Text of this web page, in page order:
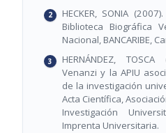
HECKER, SONIA
Biblioteca Biográfica
Nacional, BANCARIBE,
HERNÁNDEZ,
Venanzi y la APIU
de la investigación
Acta Científica,
Investigación
Imprenta Universitaria.